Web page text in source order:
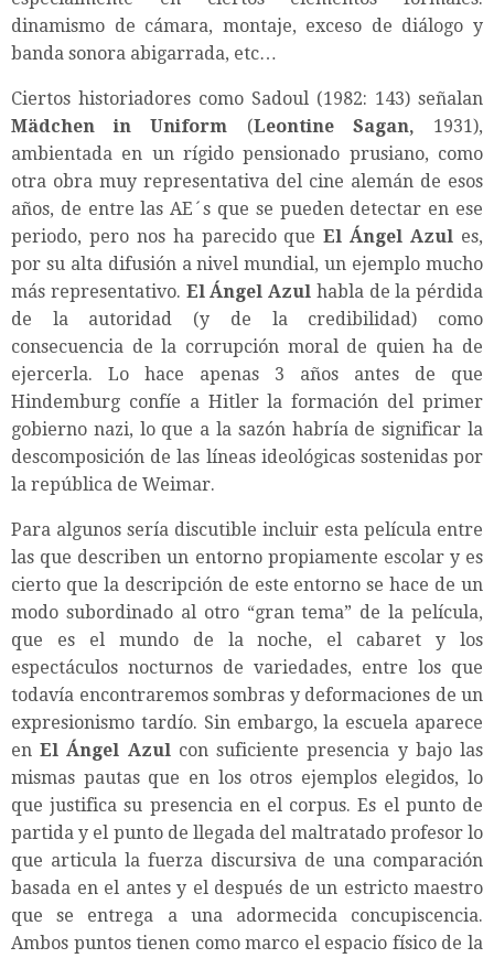
dinamismo de cámara, montaje, exceso de diálogo y
banda sonora abigarrada, etc…
Ciertos historiadores como Sadoul (1982: 143) señalan
Mädchen in Uniform (Leontine Sagan, 1931),
ambientada en un rígido pensionado prusiano, como
otra obra muy representativa del cine alemán de esos
años, de entre las AE´s que se pueden detectar en ese
periodo, pero nos ha parecido queEl Ángel Azul es,
por su alta difusión a nivel mundial, un ejemplo mucho
más representativo. El Ángel Azul habla de la pérdida
de la autoridad (y de la credibilidad) como
consecuencia de la corrupción moral de quien ha de
ejercerla. Lo hace apenas 3 años antes de que
Hindemburg confíe a Hitler la formación del primer
gobierno nazi, lo que a la sazón habría de significar la
descomposición de las líneas ideológicas sostenidas por
la república de Weimar.
Para algunos sería discutible incluir esta película entre
las que describen un entorno propiamente escolar y es
cierto que la descripción de este entorno se hace de un
modo subordinado al otro “gran tema” de la película,
que es el mundo de la noche, el cabaret y los
espectáculos nocturnos de variedades, entre los que
todavía encontraremos sombras y deformaciones de un
expresionismo tardío. Sin embargo, la escuela aparece
enEl Ángel Azulcon suficiente presencia y bajo las
mismas pautas que en los otros ejemplos elegidos, lo
que justifica su presencia en el corpus. Es el punto de
partida y el punto de llegada del maltratado profesor lo
que articula la fuerza discursiva de una comparación
basada en el antes y el después de un estricto maestro
que se entrega a una adormecida concupiscencia.
Ambos puntos tienen como marco el espacio físico de la